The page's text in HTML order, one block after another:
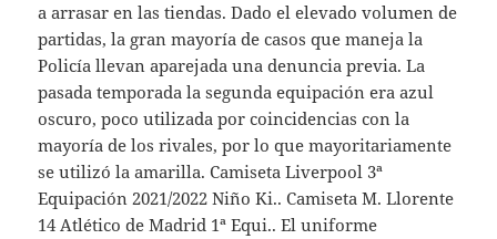
a arrasar en las tiendas. Dado el elevado volumen de
partidas, la gran mayoría de casos que maneja la
Policía llevan aparejada una denuncia previa. La
pasada temporada la segunda equipación era azul
oscuro, poco utilizada por coincidencias con la
mayoría de los rivales, por lo que mayoritariamente
se utilizó la amarilla. Camiseta Liverpool 3ª
Equipación 2021/2022 Niño Ki.. Camiseta M. Llorente
14 Atlético de Madrid 1ª Equi.. El uniforme